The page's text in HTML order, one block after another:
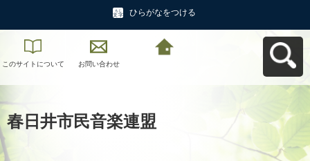
ひらがなをつける
このサイトについて お問い合わせ
春日井市民音楽連盟